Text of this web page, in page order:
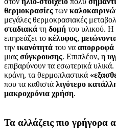
θερμοκρασίες των
μεγάλες θερμοκρασιακές
σταδιακά τη δομή του υλικού. Η
επηρεάζει το κέλυφος,
την ικανότητά του να απορροφά
μιας σύγκρουσης. Επιπλέον, η
επιβαρύνουν τα εσωτερικά
κράνη, τα θερμοπλαστικά
που τα καθιστά λιγότερο
μακροχρόνια χρήση.
Τα αλλάζεις πιο γρήγορα